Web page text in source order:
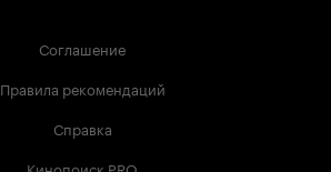
Соглашение
Правила рекомендаций
Справка
Кинопоиск PRO